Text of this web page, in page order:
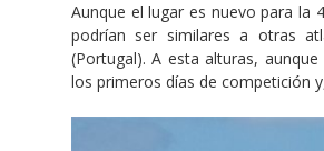
Aunque el lugar es nuevo para la
podrían ser similares a otras
(Portugal). A esta alturas,
los primeros días de competición